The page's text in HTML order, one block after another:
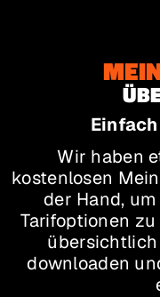
Wir haben
kostenlosen
der Hand,
Tarifoptionen
downloaden